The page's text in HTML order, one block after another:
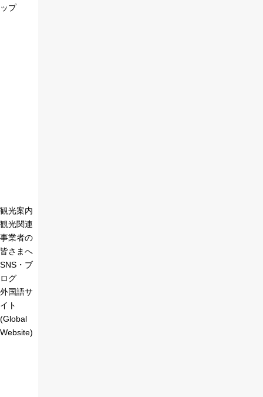
ップ
観光案内
観光関連
事業者の
皆さまへ
SNS・ブ
ログ
外国語サ
イト
(Global
Website)